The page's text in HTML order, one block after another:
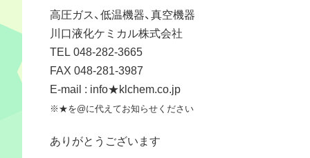
高圧ガス、低温機器、真空機器
川口液化ケミカル株式会社
TEL 048-282-3665
FAX 048-281-3987
E-mail : info★klchem.co.jp
※★を@に代えてお知らせください
ありがとうございます